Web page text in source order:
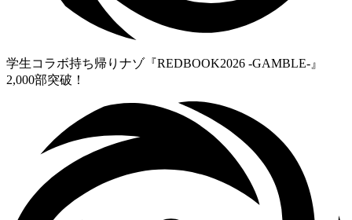
学生コラボ持ち帰りナゾ『REDBOOK2026 -GAMBLE-』
2,000部突破！